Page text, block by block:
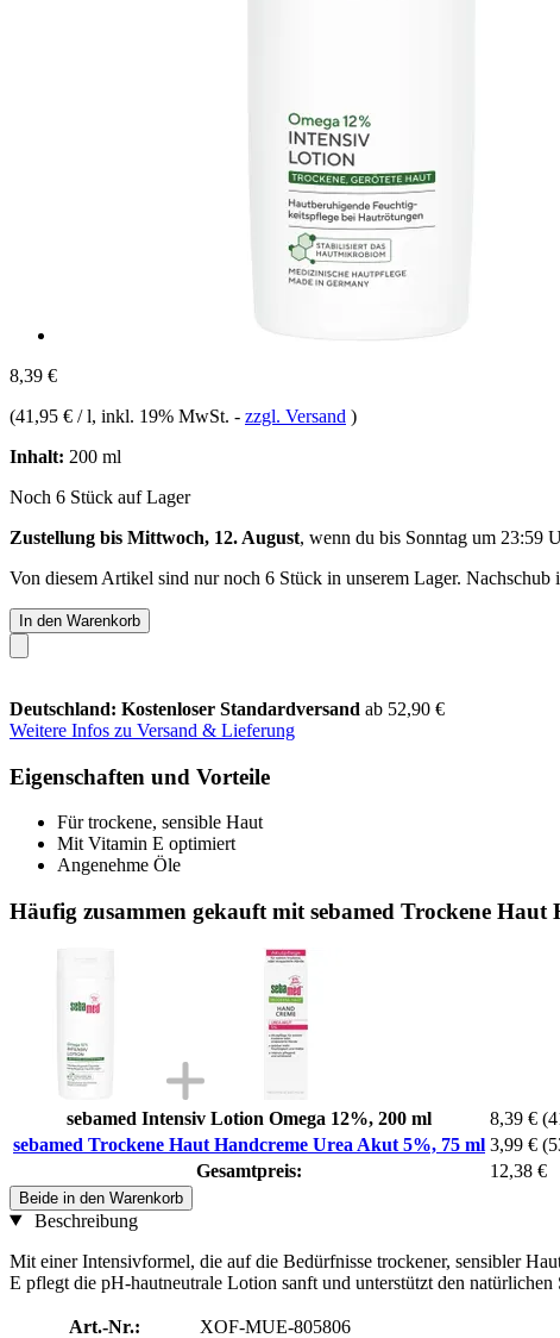
8,39 €
(41,95 € / l, inkl. 19% MwSt. - zzgl. Versand )
Inhalt: 200 ml
Noch 6 Stück auf Lager
Zustellung bis Mittwoch, 12. August, wenn du bis Sonntag um 23:59
Von diesem Artikel sind nur noch 6 Stück in unserem Lager.
In den Warenkorb
Deutschland: Kostenloser Standardversand ab 52,90 €
Weitere Infos zu Versand & Lieferung
Eigenschaften und Vorteile
Für trockene, sensible Haut
Mit Vitamin E optimiert
Angenehme Öle
Häufig zusammen gekauft mit sebamed Trockene
sebamed Intensiv Lotion Omega 12%, 200 ml 8,39 €
sebamed Trockene Haut Handcreme Urea Akut 5%, 75 ml 3,99 €
Gesamtpreis:
12,38 €
Beide in den Warenkorb
Beschreibung
Mit einer Intensivformel, die auf die Bedürfnisse trockener, sensibler
E pflegt die pH-hautneutrale Lotion sanft und unterstützt den natürlichen
Art.-Nr.:
XOF-MUE-805806